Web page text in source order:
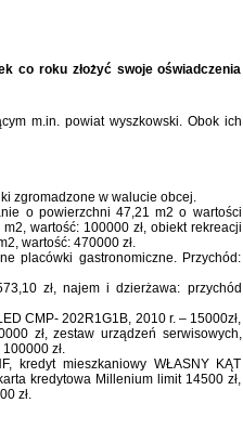
co roku złożyć swoje oświadczenia
m.in. powiat wyszkowski. Obok ich
zgromadzone w walucie obcej.
o powierzchni 47,21 m2 o wartości
wartość: 100000 zł, obiekt rekreacji
wartość: 470000 zł.
placówki gastronomiczne. Przychód:
zł, najem i dzierżawa: przychód
CMP- 202R1G1B, 2010 r. – 15000zł,
zł, zestaw urządzeń serwisowych,
zł.
kredyt mieszkaniowy WŁASNY KĄT
kredytowa Millenium limit 14500 zł,
zł.